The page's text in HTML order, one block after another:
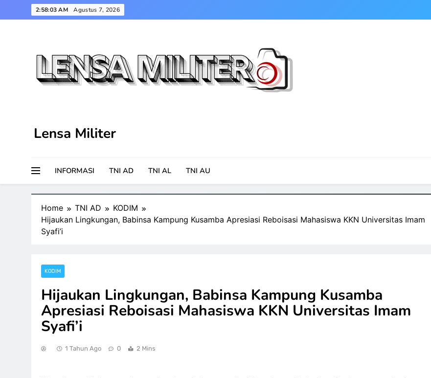
to
2:58:04 AM Agustus 7, 2026
Lensa Militer
INFORMASI TNI AD TNI AL TNI AU
Home TNI AD
KODIM
Hijaukan Lingkungan, Babinsa Kampung Kusamba Apresiasi Reboisasi Mahasiswa KKN Universitas Imam
Syafi’i
KODIM
Hijaukan Lingkungan, Babinsa Kampung Kusamba
Apresiasi Reboisasi Mahasiswa KKN Universitas Imam
Syafi’i
1 Tahun Ago 0 2 Mins